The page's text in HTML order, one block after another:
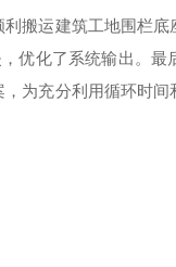
搬运建筑工地围栏
优化了系统输出。最
为充分利用循环时